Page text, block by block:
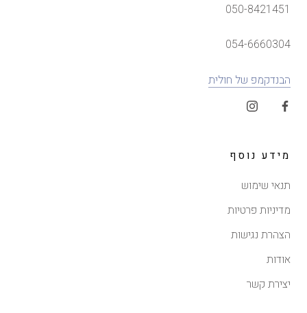
050-8421451
054-6660304
הבנדקמפ של חולית
מידע נוסף
תנאי שימוש
מדיניות פרטיות
הצהרת נגישות
אודות
יצירת קשר